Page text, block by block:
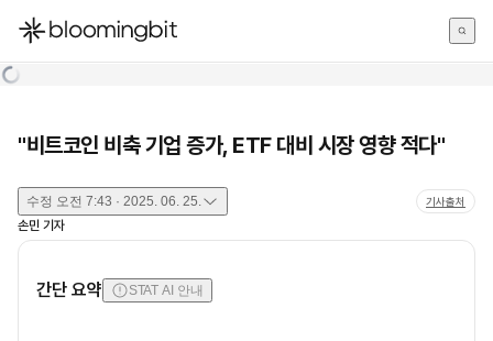
한국어
"비트코인 비축 기업 증가, ETF 대비 시장 영향 적다"
수정 오전 7:43 · 2025. 06. 25. 기사출처
손민 기자
간단 요약 STAT AI 안내